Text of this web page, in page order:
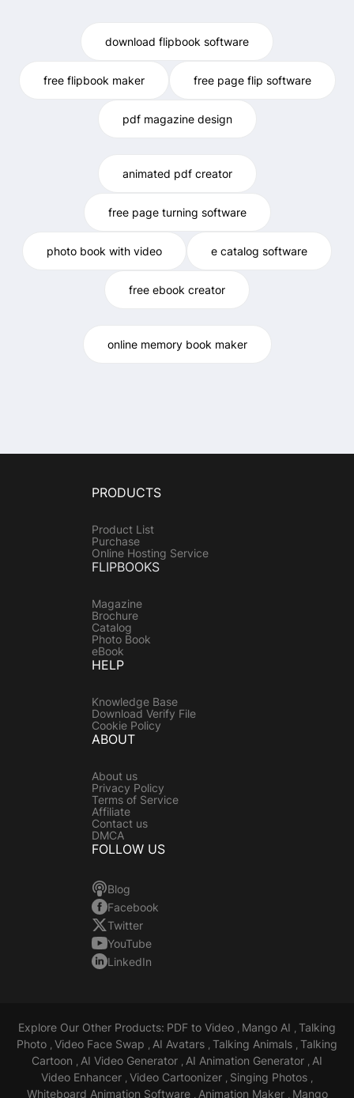
download flipbook software
free flipbook maker free page flip software
pdf magazine design
animated pdf creator
free page turning software
photo book with video e catalog software
free ebook creator
online memory book maker
PRODUCTS
Product List
Purchase
Online Hosting Service
FLIPBOOKS
Magazine
Brochure
Catalog
Photo Book
eBook
HELP
Knowledge Base
Download Verify File
Cookie Policy
ABOUT
About us
Privacy Policy
Terms of Service
Affiliate
Contact us
DMCA
FOLLOW US
Blog
Facebook
Twitter
YouTube
LinkedIn
Explore Our Other Products: PDF to Video Mango AI
Talking
Photo Video Face Swap AI Avatars Talking Animals Talking
Cartoon
AI Video Generator AI Animation Generator
AI
Video Enhancer Video Cartoonizer Singing Photos
Whiteboard Animation Software Animation Maker Mango